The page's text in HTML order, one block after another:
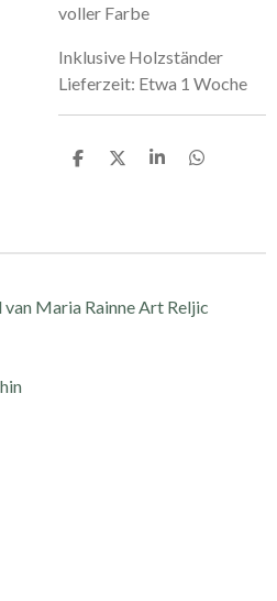
voller Farbe
Inklusive Holzständer
Lieferzeit: Etwa 1 Woche
D
D
S
D
Maria Rainne Art Reljic